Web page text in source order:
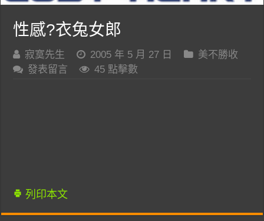
性感?衣兔女郎
寂寞先生 2005 年 5 月 27 日
美不勝收
發表留言
45 點擊數
列印本文